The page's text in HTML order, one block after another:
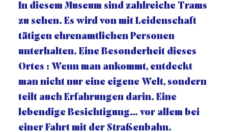
In diesem Museum sind zahlreiche Trams
zu sehen. Es wird von mit Leidenschaft
tätigen ehrenamtlichen Personen
unterhalten. Eine Besonderheit dieses
Ortes : Wenn man ankommt, entdeckt
man nicht nur eine eigene Welt, sondern
teilt auch Erfahrungen darin. Eine
lebendige Besichtigung… vor allem bei
einer Fahrt mit der Straßenbahn.